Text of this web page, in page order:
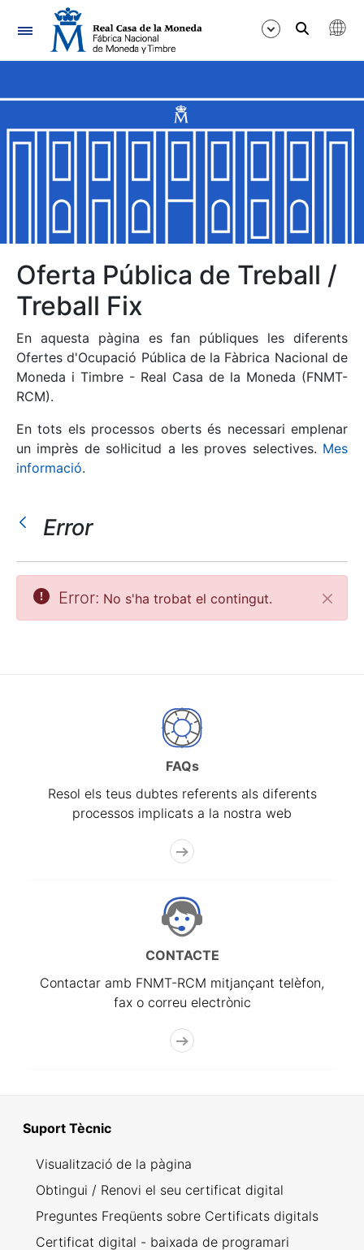
Navegació
Mostra/Amaga
Mostra/Amaga
Mostra/Amaga
Mostra/Amaga
Mostra/Amaga
Mostra/Amaga
Oferta Pública de Treball /
Treball Fix
En aquesta pàgina es fan públiques les diferents
Ofertes d'Ocupació Pública de la Fàbrica Nacional de
Moneda i Timbre - Real Casa de la Moneda (FNMT-
RCM).
En tots els processos oberts és necessari emplenar
un imprès de sol·licitud a les proves selectives. Mes
informació.
Error
Tanca
Error: No s'ha trobat el contingut.
FAQs
Resol els teus dubtes referents als diferents
processos implicats a la nostra web
CONTACTE
Contactar amb FNMT-RCM mitjançant telèfon,
fax o correu electrònic
Suport Tècnic
Visualització de la pàgina
Obtingui / Renovi el seu certificat digital
Preguntes Freqüents sobre Certificats digitals
Certificat digital - baixada de programari